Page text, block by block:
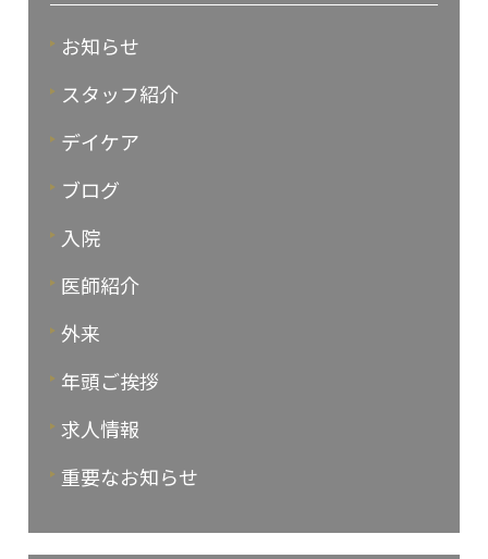
お知らせ
スタッフ紹介
デイケア
ブログ
入院
医師紹介
外来
年頭ご挨拶
求人情報
重要なお知らせ